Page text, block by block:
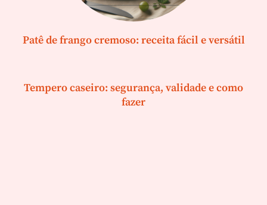
Patê de frango cremoso: receita fácil e versátil
Tempero caseiro: segurança, validade e como
fazer